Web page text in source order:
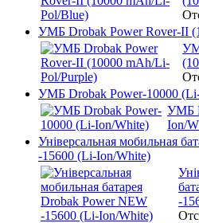
УМБ Drobak Power Rover-II
УМБ Drobak Power-10000
УМБ
Ion/
Універсальная мобильная
-15600 (Li-Ion/White)
-